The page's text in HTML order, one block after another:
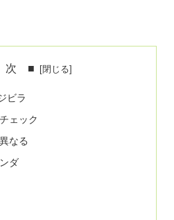
■
ビラ
ェック
なる
ダ